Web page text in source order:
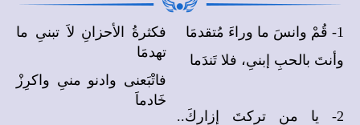
فكثرةُ الأحزانِ لاَ تبنىِ ما
تهدمَا
فاتْبَعنى وادنو منىِ واكرِزْ
خَادماَ
1- قُمْ وانسَ ما وراءَ مُتقدمَا
وأنتَ بالحبِ إبنىِ، فلا تَندَما
2- يا من تركتَ إزاركَ..